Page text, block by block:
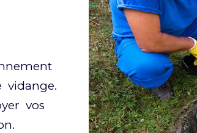
vidange.
vos